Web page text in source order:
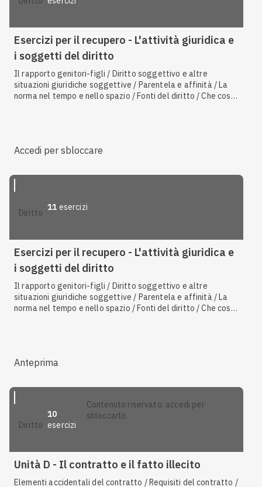
Esercizi per il recupero - L'attività giuridica e
i soggetti del diritto
Il rapporto genitori-figli / Diritto soggettivo e altre
situazioni giuridiche soggettive / Parentela e affinità / La
norma nel tempo e nello spazio / Fonti del diritto / Che cos'è
Accedi per sbloccare
diritto
11 esercizi
Esercizi per il recupero - L'attività giuridica e
i soggetti del diritto
Il rapporto genitori-figli / Diritto soggettivo e altre
situazioni giuridiche soggettive / Parentela e affinità / La
norma nel tempo e nello spazio / Fonti del diritto / Che cos'è
Anteprima
diritto
10
esercizi
contenuto riservato: accedi per
sbloccarlo.
Unità D - Il contratto e il fatto illecito
Elementi accidentali del contratto / Requisiti del contratto /